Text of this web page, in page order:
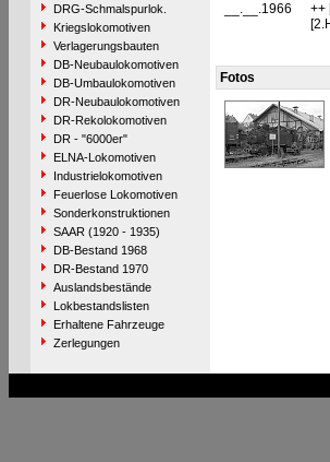
DRG-Schmalspurlok.
Kriegslokomotiven
Verlagerungsbauten
DB-Neubaulokomotiven
DB-Umbaulokomotiven
DR-Neubaulokomotiven
DR-Rekolokomotiven
DR - "6000er"
ELNA-Lokomotiven
Industrielokomotiven
Feuerlose Lokomotiven
Sonderkonstruktionen
SAAR (1920 - 1935)
DB-Bestand 1968
DR-Bestand 1970
Auslandsbestände
Lokbestandslisten
Erhaltene Fahrzeuge
Zerlegungen
__.__.1966
++
Fotos